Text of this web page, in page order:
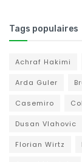
Tags populaires
Achraf Hakimi
Arda Guler
Casemiro
Dusan Vlahovic
Florian Wirtz